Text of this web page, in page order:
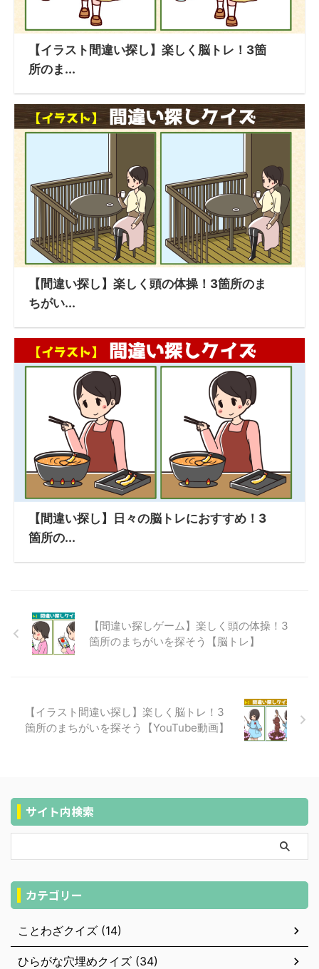
【イラスト間違い探し】楽しく脳トレ！3箇
所のま...
【間違い探し】楽しく頭の体操！3箇所のま
ちがい...
【間違い探し】日々の脳トレにおすすめ！3
箇所の...
【間違い探しゲーム】楽しく頭の体操！3
箇所のまちがいを探そう【脳トレ】
【イラスト間違い探し】楽しく脳トレ！3
箇所のまちがいを探そう【YouTube動画】
サイト内検索
カテゴリー
ことわざクイズ (14)
ひらがな穴埋めクイズ (34)